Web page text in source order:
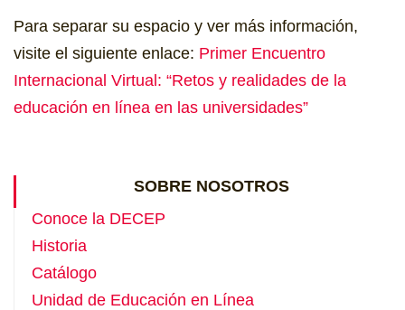
Para separar su espacio y ver más información,
visite el siguiente enlace: Primer Encuentro
Internacional Virtual: “Retos y realidades de la
educación en línea en las universidades”
SOBRE NOSOTROS
Conoce la DECEP
Historia
Catálogo
Unidad de Educación en Línea